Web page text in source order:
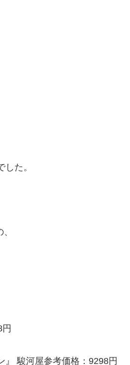
た。
』 駿河屋参考価格：9298円